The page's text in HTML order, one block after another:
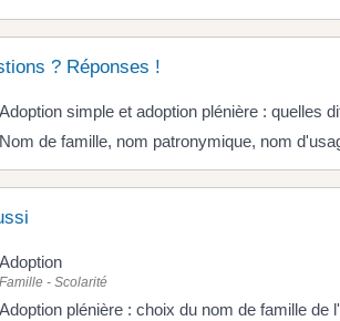
? Réponses !
Adoption simple et adoption plénière : quelles
Nom de famille, nom patronymique, nom
Adoption
Famille - Scolarité
Adoption plénière : choix du nom de famille de